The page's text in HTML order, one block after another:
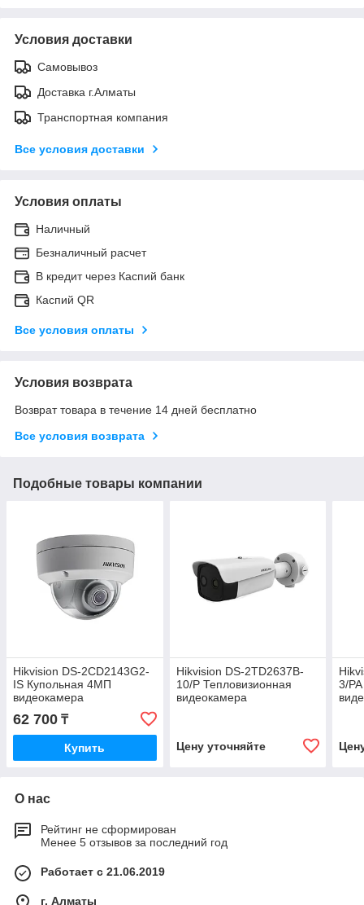
Условия доставки
Самовывоз
Доставка г.Алматы
Транспортная компания
Все условия доставки
Условия оплаты
Наличный
Безналичный расчет
В кредит через Каспий банк
Каспий QR
Все условия оплаты
Условия возврата
Возврат товара в течение 14 дней бесплатно
Все условия возврата
Подобные товары компании
Hikvision DS-2CD2143G2-
IS Купольная 4МП
видеокамера
62 700 ₸
Купить
Hikvision DS-2TD2637B-
10/P Тепловизионная
видеокамера
Цену уточняйте
3/
О нас
Рейтинг не сформирован
Менее 5 отзывов за последний год
Работает с 21.06.2019
г. Алматы